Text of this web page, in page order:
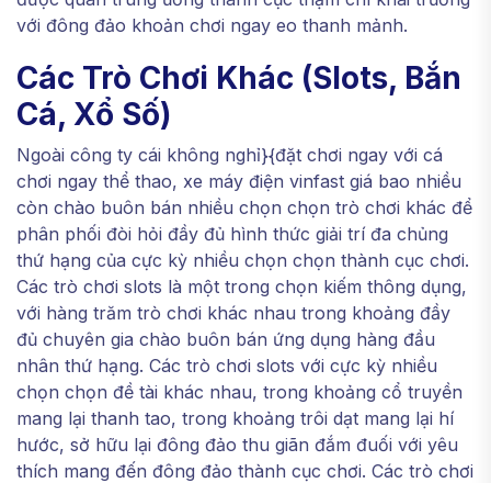
với đông đảo khoản chơi ngay eo thanh mảnh.
Các Trò Chơi Khác (Slots, Bắn
Cá, Xổ Số)
Ngoài công ty cái không nghỉ}{đặt chơi ngay với cá
chơi ngay thể thao, xe máy điện vinfast giá bao nhiều
còn chào buôn bán nhiều chọn chọn trò chơi khác để
phân phối đòi hỏi đầy đủ hình thức giải trí đa chủng
thứ hạng của cực kỳ nhiều chọn chọn thành cục chơi.
Các trò chơi slots là một trong chọn kiếm thông dụng,
với hàng trăm trò chơi khác nhau trong khoảng đầy
đủ chuyên gia chào buôn bán ứng dụng hàng đầu
nhân thứ hạng. Các trò chơi slots với cực kỳ nhiều
chọn chọn đề tài khác nhau, trong khoảng cổ truyền
mang lại thanh tao, trong khoảng trôi dạt mang lại hí
hước, sở hữu lại đông đảo thu giãn đắm đuối với yêu
thích mang đến đông đảo thành cục chơi. Các trò chơi